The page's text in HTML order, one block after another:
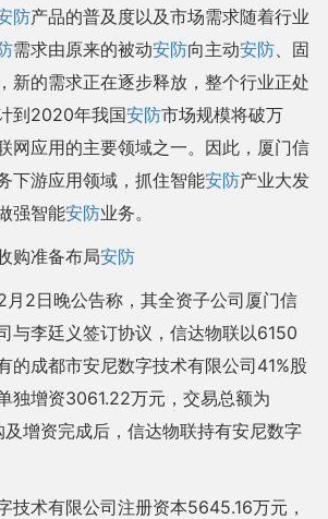
防产品的普及度以及市场需求随着行业
需求由原来的被动安防向主动安防、固
新的需求正在逐步释放，整个行业正处
到2020年我国安防市场规模将破万
网应用的主要领域之一。因此，厦门信
下游应用领域，抓住智能安防产业大发
强智能安防业务。
购准备布局安防
月2日晚公告称，其全资子公司厦门信
与李廷义签订协议，信达物联以6150
的成都市安尼数字技术有限公司41%股
独增资3061.22万元，交易总额为
增资完成后，信达物联持有安尼数字
技术有限公司注册资本5645.16万元，